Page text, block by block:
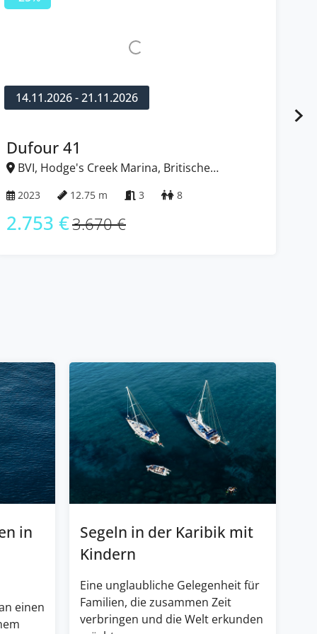
14.11.2026 - 21.11.2026
Dufour 41
BVI, Hodge's Creek Marina, Britische
2023 12.75 m 3 8
2.753 €3.670 €
in
einen
Segeln in der Karibik mit
Kindern
Eine unglaubliche Gelegenheit für
Familien, die zusammen Zeit
verbringen und die Welt erkunden